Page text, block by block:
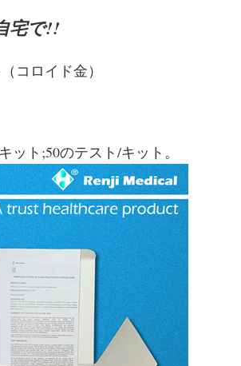
宅で!!
コロイド金）
ト;50のテスト/キット。